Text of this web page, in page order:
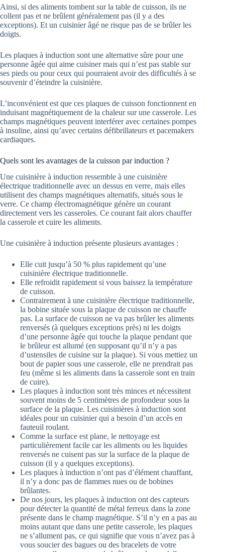
Ainsi, si des aliments tombent sur la table de cuisson, ils ne
collent pas et ne brûlent généralement pas (il y a des
exceptions). Et un cuisinier âgé ne risque pas de se brûler les
doigts.
Les plaques à induction sont une alternative sûre pour une
personne âgée qui aime cuisiner mais qui n’est pas stable sur
ses pieds ou pour ceux qui pourraient avoir des difficultés à se
souvenir d’éteindre la cuisinière.
L’inconvénient est que ces plaques de cuisson fonctionnent en
induisant magnétiquement de la chaleur sur une casserole. Les
champs magnétiques peuvent interférer avec certaines pompes
à insuline, ainsi qu’avec certains défibrillateurs et pacemakers
cardiaques.
Quels sont les avantages de la cuisson par induction ?
Une cuisinière à induction ressemble à une cuisinière
électrique traditionnelle avec un dessus en verre, mais elles
utilisent des champs magnétiques alternatifs, situés sous le
verre. Ce champ électromagnétique génère un courant
directement vers les casseroles. Ce courant fait alors chauffer
la casserole et cuire les aliments.
Une cuisinière à induction présente plusieurs avantages :
Elle cuit jusqu’à 50 % plus rapidement qu’une
cuisinière électrique traditionnelle.
Elle refroidit rapidement si vous baissez la température
de cuisson.
Contrairement à une cuisinière électrique traditionnelle,
la bobine située sous la plaque de cuisson ne chauffe
pas. La surface de cuisson ne va pas brûler les aliments
renversés (à quelques exceptions près) ni les doigts
d’une personne âgée qui touche la plaque pendant que
le brûleur est allumé (en supposant qu’il n’y a pas
d’ustensiles de cuisine sur la plaque). Si vous mettiez un
bout de papier sous une casserole, elle ne prendrait pas
feu (même si les aliments dans la casserole sont en train
de cuire).
Les plaques à induction sont très minces et nécessitent
souvent moins de 5 centimètres de profondeur sous la
surface de la plaque. Les cuisinières à induction sont
idéales pour un cuisinier qui a besoin d’un accès en
fauteuil roulant.
Comme la surface est plane, le nettoyage est
particulièrement facile car les aliments ou les liquides
renversés ne cuisent pas sur la surface de la plaque de
cuisson (il y a quelques exceptions).
Les plaques à induction n’ont pas d’élément chauffant,
il n’y a donc pas de flammes nues ou de bobines
brûlantes.
De nos jours, les plaques à induction ont des capteurs
pour détecter la quantité de métal ferreux dans la zone
présente dans le champ magnétique. S’il n’y en a pas au
moins autant que dans une petite casserole, les plaques
ne s’allument pas, ce qui signifie que vous n’avez pas à
vous soucier des bagues ou des bracelets de votre